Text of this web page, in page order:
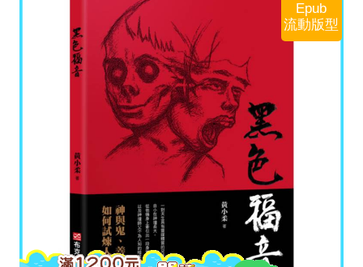
Epub
流動版型